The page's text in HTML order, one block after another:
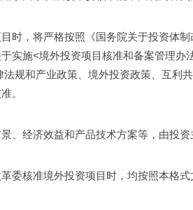
，将严格按照《国务院关于投资体制
实施<境外投资项目核准和备案管理办
规和产业政策、境外投资政策、互利
。
经济效益和产品技术方案等，由投资
核准境外投资项目时，均按照本格式